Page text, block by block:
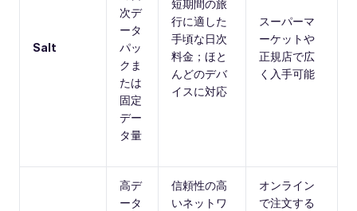
Salt
次デ
ータ
パッ
クま
たは
固定
デー
タ量
短期間の旅
行に適した
手頃な日次
料金；ほと
んどのデバ
イスに対応
スーパーマ
ーケットや
正規店で広
く入手可能
高デ
ータ
信頼性の高
いネットワ
オンライン
で注文する